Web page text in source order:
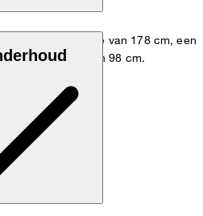
een lichaamslengte van 178 cm, een
heupomvang van 98 cm.